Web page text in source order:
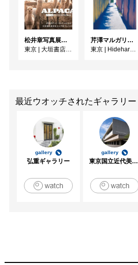
松井章写真展「アルパカ ～ペルー・アンデスに生きる～」
東京 | 大垣書店麻布台ヒルズ店 Ehon GALLERY
芹澤マルガリータ個展 resonance
東京 | Hideharu Fukasaku Gallery Roppongi
最近ウオッチされたギャラリー
gallery
弘重ギャラリー
gallery
東京国立近代美術館